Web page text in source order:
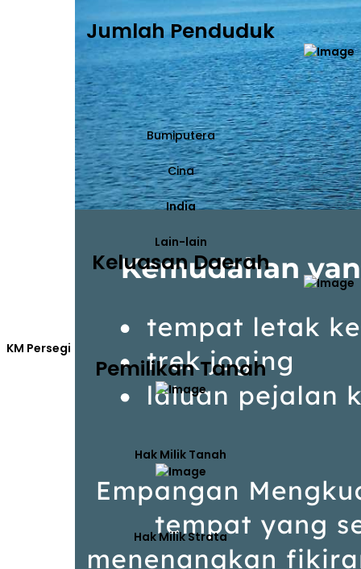
Jumlah Penduduk
Bumiputera
Cina
India
Lain-lain
Keluasan Daerah
KM Persegi
Pemilikan Tanah
Hak Milik Tanah
Hak Milik Strata